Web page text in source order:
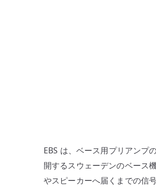
ー
ス
EBS は、ベース用プリアン
開するスウェーデンのベース
やスピーカーへ届くまでの信